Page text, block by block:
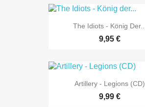
The Idiots - König Der...
9,95 €
Artillery - Legions (CD)
9,99 €